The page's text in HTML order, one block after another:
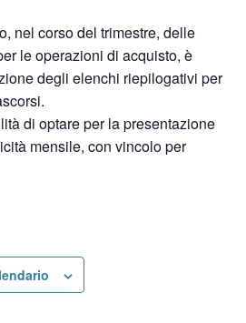
nel corso del trimestre, delle
le operazioni di acquisto, è
degli elenchi riepilogativi per
di optare per la presentazione
mensile, con vincolo per